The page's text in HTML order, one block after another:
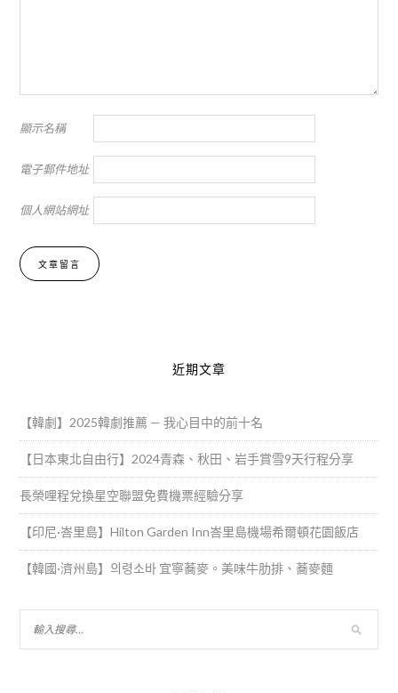
顯示名稱
電子郵件地址
個人網站網址
近期文章
【韓劇】2025韓劇推薦 — 我心目中的前十名
【日本東北自由行】2024青森、秋田、岩手賞雪9天行程分享
長榮哩程兌換星空聯盟免費機票經驗分享
【印尼·峇里島】Hilton Garden Inn峇里島機場希爾頓花園飯店
【韓國·濟州島】의령소바 宜寧蕎麥。美味牛肋排、蕎麥麵